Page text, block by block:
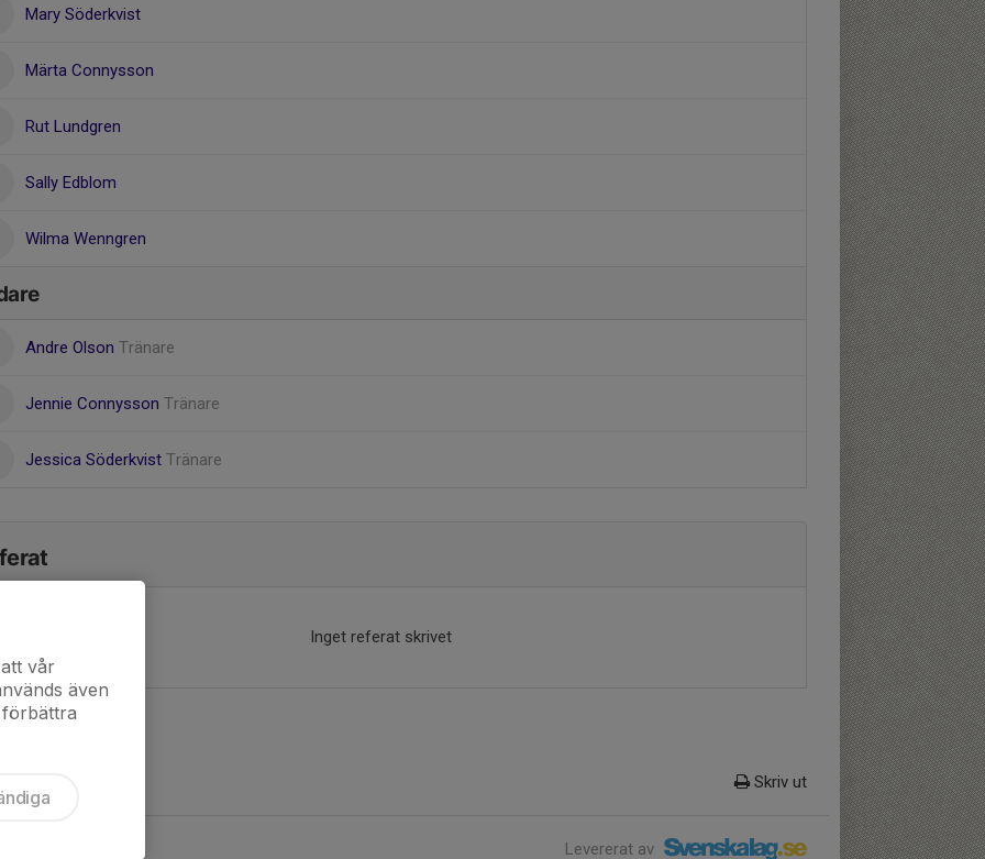
Mary Söderkvist
Märta Connysson
Rut Lundgren
Sally Edblom
Wilma Wenngren
Andre Olson Tränare
Jennie Connysson Tränare
Jessica Söderkvist Tränare
Inget referat skrivet
Skriv ut
Levererat av
vår
även